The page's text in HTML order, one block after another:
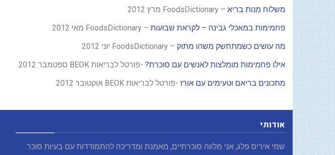
משלוח מנות בריא – FoodsDictionary מרץ 2012
פחמימות במאכלי גבינה – לקראת שבועות – FoodsDictionary מאי 2012
מה עושים כשמתחשק משהו מתוק – FoodsDictionary יוני 2012
אילו פחמימות מומלצות לאנשים עם סוכרת? -פורטל לבריאות BEOK ספטמבר 2012
מתכונים בריאם וטעימים עם אורז -פורטל לבריאות BEOK אוקטובר 2012
אודותי
שמי איריס פלג, אני מלווה סוכרתיים, מאמנת ומדריכה להתמודדות עם בעיות סוכר.